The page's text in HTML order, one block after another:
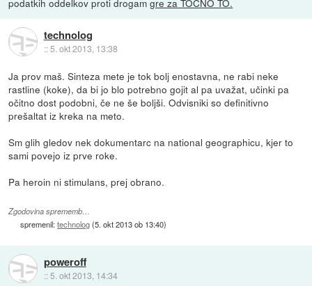
podatkih oddelkov proti drogamgre za TOČNO TO.
technolog
::5. okt 2013, 13:38
Ja prov maš. Sinteza mete je tok bolj enostavna, ne rabi neke
rastline (koke), da bi jo blo potrebno gojit al pa uvažat, učinki pa
očitno dost podobni, če ne še boljši. Odvisniki so definitivno
prešaltat iz kreka na meto.
Sm glih gledov nek dokumentarc na national geographicu, kjer to
sami povejo iz prve roke.
Pa heroin ni stimulans, prej obrano.
Zgodovina sprememb…
spremenil:technolog(5. okt 2013 ob 13:40)
poweroff
:: 5. okt 2013, 14:34